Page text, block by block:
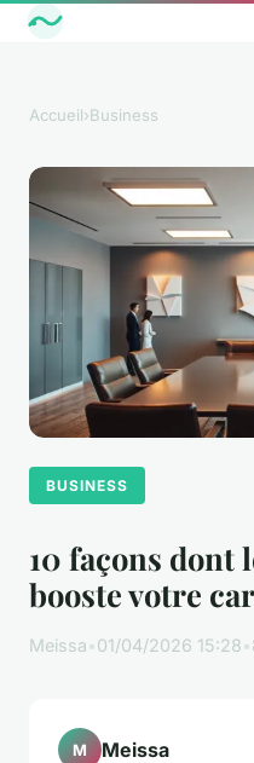
Accueil›Business
BUSINESS
10 façons dont
booste votre
Meissa•01/04/2026 15:28•
M Meissa